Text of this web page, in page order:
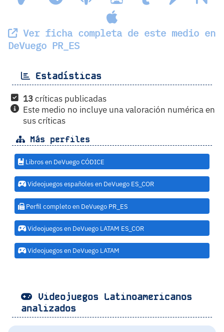
Ver ficha completa de este medio en
DeVuego PR_ES
Estadísticas
13críticas publicadas
Este medio no incluye una valoración numérica en
sus críticas
Más perfiles
Libros en DeVuego CÓDICE
Videojuegos españoles en DeVuego ES_COR
Perfil completo en DeVuego PR_ES
Videojuegos en DeVuego LATAM ES_COR
Videojuegos en DeVuego LATAM
Videojuegos Latinoamericanos
analizados